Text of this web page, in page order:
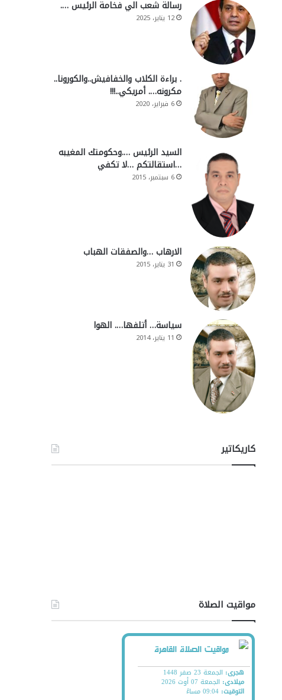
رسالة شعب الي فخامة الرئيس ….
12 يناير، 2025
. براءة الكلاب والخفافيش..والكورونا..
مكرونه…. أمريكي..!!!
6 فبراير، 2020
السيد الرئيس ….وحكومتك المغيبه
…استقالتكم …لا تكفي
6 سبتمبر، 2015
الارهاب …والصفقات الهباب
31 يناير، 2015
سياسة… أتلفها…. الهوا
11 يناير، 2014
كاريكاتير
مواقيت الصلاة